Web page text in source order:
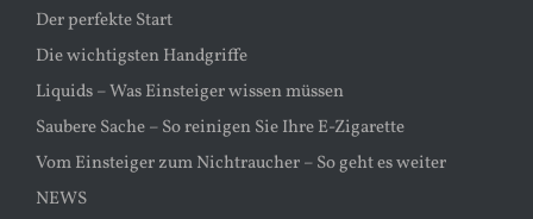
Der perfekte Start
Die wichtigsten Handgriffe
Liquids – Was Einsteiger wissen müssen
Saubere Sache – So reinigen Sie Ihre E-Zigarette
Vom Einsteiger zum Nichtraucher – So geht es weiter
NEWS